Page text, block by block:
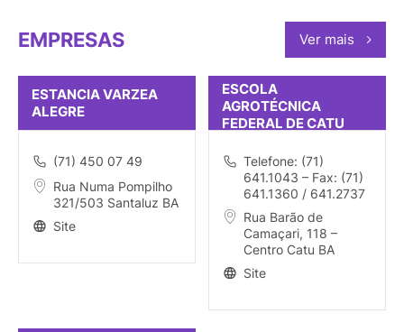
EMPRESAS Ver mais
ESTANCIA VARZEA
ALEGRE
(71) 450 07 49
Rua Numa Pompilho
321/503 Santaluz BA
Site
ESCOLA
AGROTÉCNICA
FEDERAL DE CATU
Telefone: (71)
641.1043 – Fax: (71)
641.1360 / 641.2737
Rua Barão de
Camaçari, 118 –
Centro Catu BA
Site